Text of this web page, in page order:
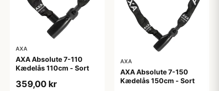
AXA
AXA Absolute 7-110
Kædelås 110cm - Sort
359,00 kr
AXA
AXA Absolute 7-150
Kædelås 150cm - Sort